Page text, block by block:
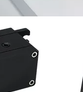
DS-H008-C